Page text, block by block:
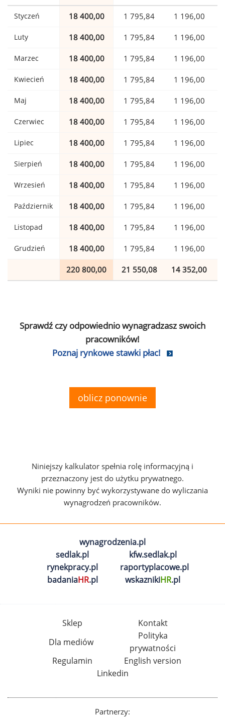
Styczeń 18 400,00 1 795,84 1 196,00
Luty 18 400,00 1 795,84 1 196,00
Marzec 18 400,00 1 795,84 1 196,00
Kwiecień 18 400,00 1 795,84 1 196,00
Maj 18 400,00 1 795,84 1 196,00
Czerwiec 18 400,00 1 795,84 1 196,00
Lipiec 18 400,00 1 795,84 1 196,00
Sierpień 18 400,00 1 795,84 1 196,00
Wrzesień 18 400,00 1 795,84 1 196,00
Październik 18 400,00 1 795,84 1 196,00
Listopad 18 400,00 1 795,84 1 196,00
Grudzień 18 400,00 1 795,84 1 196,00
220 800,00 21 550,08 14 352,00
Sprawdź czy odpowiednio wynagradzasz swoich
pracowników!
Poznaj rynkowe stawki płac!
oblicz ponownie
Niniejszy kalkulator spełnia rolę informacyjną i
przeznaczony jest do użytku prywatnego.
Wyniki nie powinny być wykorzystywane do wyliczania
wynagrodzeń pracowników.
wynagrodzenia.pl
sedlak.pl
kfw.sedlak.pl
rynekpracy.pl
raportyplacowe.pl
badaniaHR.pl wskaznikiHR.pl
Sklep
Kontakt
Dla mediów
Polityka
prywatności
Regulamin
English version
Linkedin
Partnerzy: